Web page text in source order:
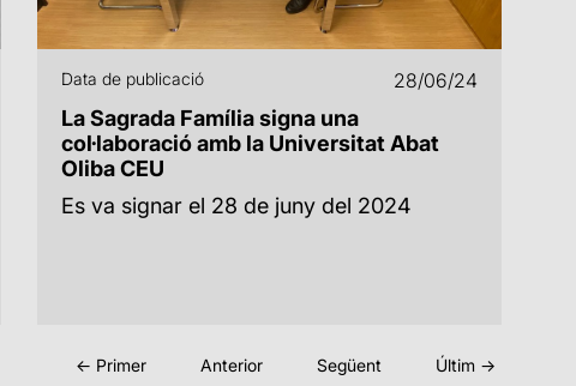
Data de publicació 28/06/24
La Sagrada Família signa una
col·laboració amb la Universitat Abat
Oliba CEU
Es va signar el 28 de juny del 2024
← Primer Anterior Següent Últim →